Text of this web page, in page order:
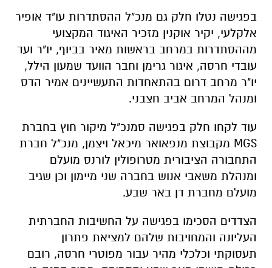
בפגישה נטלו חלק גם מנכ"ל ההסתדרות עו"ד אופיר
אלקלעי, יקיר אוקנין מזכיר האיגוד המקצועי
מההסתדרות במרחב בראשות מאיר בביוף, יו"ר ועד
עובדי חרסה, איגור גרימן וחבר הוועד שמעון הילל,
יו"ר מרחב דרום בהתאחדות התעשיינים אמיר הדס
ומנהל המרחב אביב חצבני.
עוד לקחו חלק בפגישה סמנכ"ל מיקור חוץ בחברת
MGS מקבוצת מנפאואר מיכאל ויצמן, מנכ"ל חברת
התחבורה הציבורית מטרופולין לורנס מועלם
ומנהלת משאבי אנוש בחברה שני מיימון וכן שגיב
מועלם מחברת דן באר שבע.
הצדדים הסכימו בפגישה על החשיבות החברתית
העליונה והמחויבות שלהם למציאת פתרון
תעסוקתי וכלכלי מהיר עבור מפוטרי חרסה, רובם